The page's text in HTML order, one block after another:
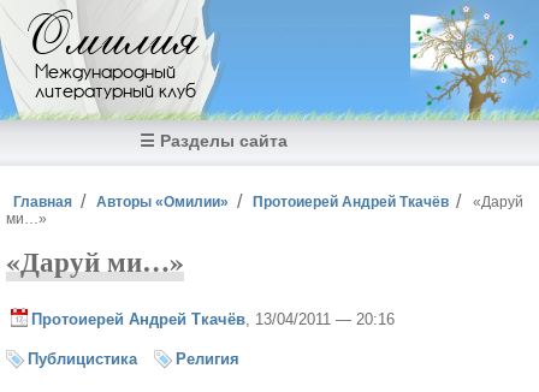
Перейти к основному содержанию
Омилия
Международный
литературный клуб
☰ Разделы сайта
Вы здесь
Главная Авторы «Омилии» Протоиерей Андрей Ткачёв
«Даруй
ми…»
«Даруй ми…»
Протоиерей Андрей Ткачёв , 13/04/2011 — 20:16
Публицистика Религия